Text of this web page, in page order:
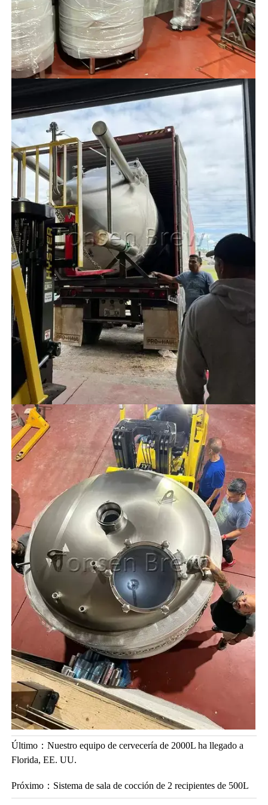
Último： Nuestro equipo de cervecería de 2000L ha llegado a
Florida, EE. UU.
Próximo： Sistema de sala de cocción de 2 recipientes de 500L